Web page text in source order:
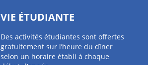
VIE ÉTUDIANTE
Des activités étudiantes sont offertes
gratuitement sur l’heure du dîner
selon un horaire établi à chaque